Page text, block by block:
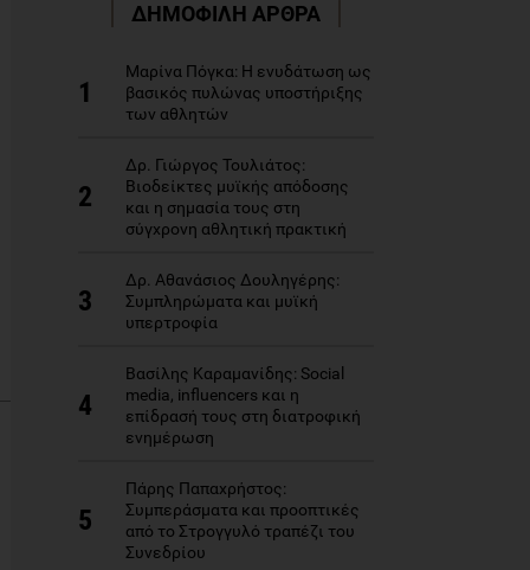
ΔΗΜΟΦΙΛΗ ΑΡΘΡΑ
1
Μαρίνα Πόγκα: Η ενυδάτωση ως
βασικός πυλώνας υποστήριξης
των αθλητών
2
Δρ. Γιώργος Τουλιάτος:
Βιοδείκτες μυϊκής απόδοσης
και η σημασία τους στη
σύγχρονη αθλητική πρακτική
3
Δρ. Αθανάσιος Δουληγέρης:
Συμπληρώματα και μυϊκή
υπερτροφία
4
Βασίλης Καραμανίδης: Social
media, influencers και η
επίδρασή τους στη διατροφική
ενημέρωση
5
Πάρης Παπαχρήστος:
Συμπεράσματα και προοπτικές
από το Στρογγυλό τραπέζι του
Συνεδρίου